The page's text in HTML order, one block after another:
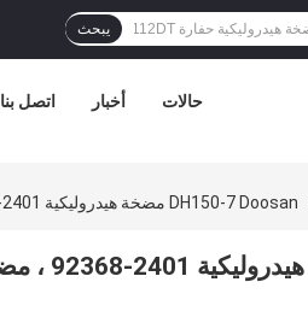
يبحث
اتصل بنا أخبار حالات
DH150-7 Doosan مضخة هيدروليكية 2401-92368 ، مضخة هيدروليكية K3v63dt